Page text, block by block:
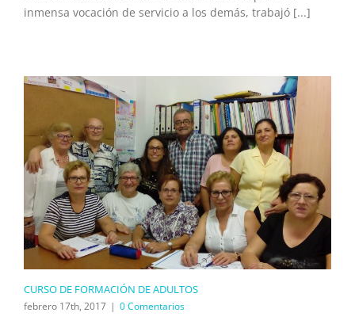
inmensa vocación de servicio a los demás, trabajó [...]
CURSO DE FORMACIÓN DE ADULTOS
febrero 17th, 2017 | 0 Comentarios